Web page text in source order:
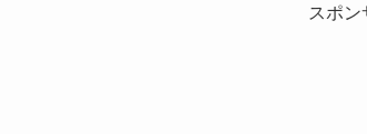
スポン